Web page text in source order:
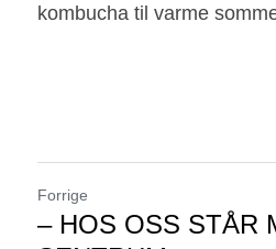
kombucha til varme
Forrige
– HOS OSS STÅR